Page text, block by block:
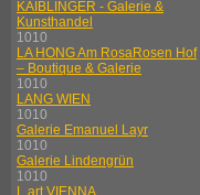
KAIBLINGER - Galerie &
Kunsthandel
1010
LA HONG Am RosaRosen Hof
– Boutique & Galerie
1010
LANG WIEN
1010
Galerie Emanuel Layr
1010
Galerie Lindengrün
1010
L.art VIENNA